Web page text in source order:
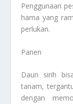
Penggunaan
hama yang
perlukan.
Panen
Daun sirih
tanam,
dengan